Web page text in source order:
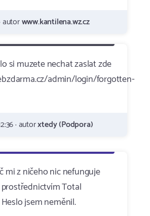
autorwww.kantilena.wz.cz
si muzete nechat zaslat zde
admin/login/forgotten-
· autorxtedy (Podpora)
mi z ničeho nic nefunguje
Total
jsem neměnil.